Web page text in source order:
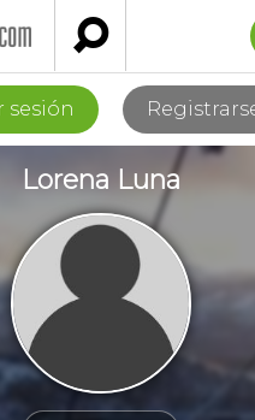

sesión
Lorena Luna